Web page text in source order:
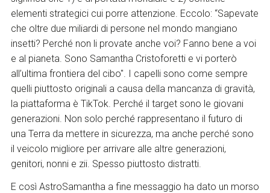
elementi strategici cui porre attenzione. Eccolo: “Sapevate
che oltre due miliardi di persone nel mondo mangiano
insetti? Perché non li provate anche voi? Fanno bene a voi
e al pianeta. Sono Samantha Cristoforetti e vi porterò
all’ultima frontiera del cibo". I capelli sono come sempre
quelli piuttosto originali a causa della mancanza di gravità,
la piattaforma è TikTok. Perché il target sono le giovani
generazioni. Non solo perché rappresentano il futuro di
una Terra da mettere in sicurezza, ma anche perché sono
il veicolo migliore per arrivare alle altre generazioni,
genitori, nonni e zii. Spesso piuttosto distratti.
E così AstroSamantha a fine messaggio ha dato un morso